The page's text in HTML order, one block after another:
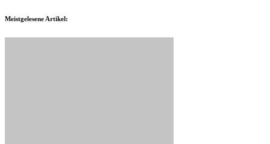
Meistgelesene Artikel: